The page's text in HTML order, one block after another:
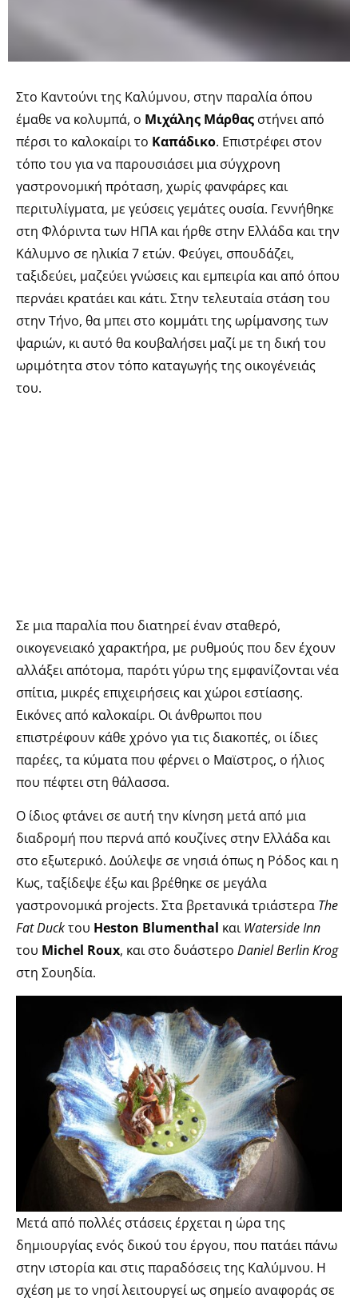
Στο Καντούνι της Καλύμνου, στην παραλία όπου
έμαθε να κολυμπά, ο Μιχάλης Μάρθας στήνει από
πέρσι το καλοκαίρι το Καπάδικο. Επιστρέφει στον
τόπο του για να παρουσιάσει μια σύγχρονη
γαστρονομική πρόταση, χωρίς φανφάρες και
περιτυλίγματα, με γεύσεις γεμάτες ουσία. Γεννήθηκε
στη Φλόριντα των ΗΠΑ και ήρθε στην Ελλάδα και την
Κάλυμνο σε ηλικία 7 ετών. Φεύγει, σπουδάζει,
ταξιδεύει, μαζεύει γνώσεις και εμπειρία και από όπου
περνάει κρατάει και κάτι. Στην τελευταία στάση του
στην Τήνο, θα μπει στο κομμάτι της ωρίμανσης των
ψαριών, κι αυτό θα κουβαλήσει μαζί με τη δική του
ωριμότητα στον τόπο καταγωγής της οικογένειάς
του.
Σε μια παραλία που διατηρεί έναν σταθερό,
οικογενειακό χαρακτήρα, με ρυθμούς που δεν έχουν
αλλάξει απότομα, παρότι γύρω της εμφανίζονται νέα
σπίτια, μικρές επιχειρήσεις και χώροι εστίασης.
Εικόνες από καλοκαίρι. Οι άνθρωποι που
επιστρέφουν κάθε χρόνο για τις διακοπές, οι ίδιες
παρέες, τα κύματα που φέρνει ο Μαϊστρος, ο ήλιος
που πέφτει στη θάλασσα.
Ο ίδιος φτάνει σε αυτή την κίνηση μετά από μια
διαδρομή που περνά από κουζίνες στην Ελλάδα και
στο εξωτερικό. Δούλεψε σε νησιά όπως η Ρόδος και η
Κως, ταξίδεψε έξω και βρέθηκε σε μεγάλα
γαστρονομικά projects. Στα βρετανικά τριάστερα The
Fat Duckτου Heston Blumenthal καιWaterside Inn
του Michel Roux, και στο δυάστερο Daniel Berlin Krog
στη Σουηδία.
Μετά από πολλές στάσεις έρχεται η ώρα της
δημιουργίας ενός δικού του έργου, που πατάει πάνω
στην ιστορία και στις παραδόσεις της Καλύμνου. Η
σχέση με το νησί λειτουργεί ως σημείο αναφοράς σε